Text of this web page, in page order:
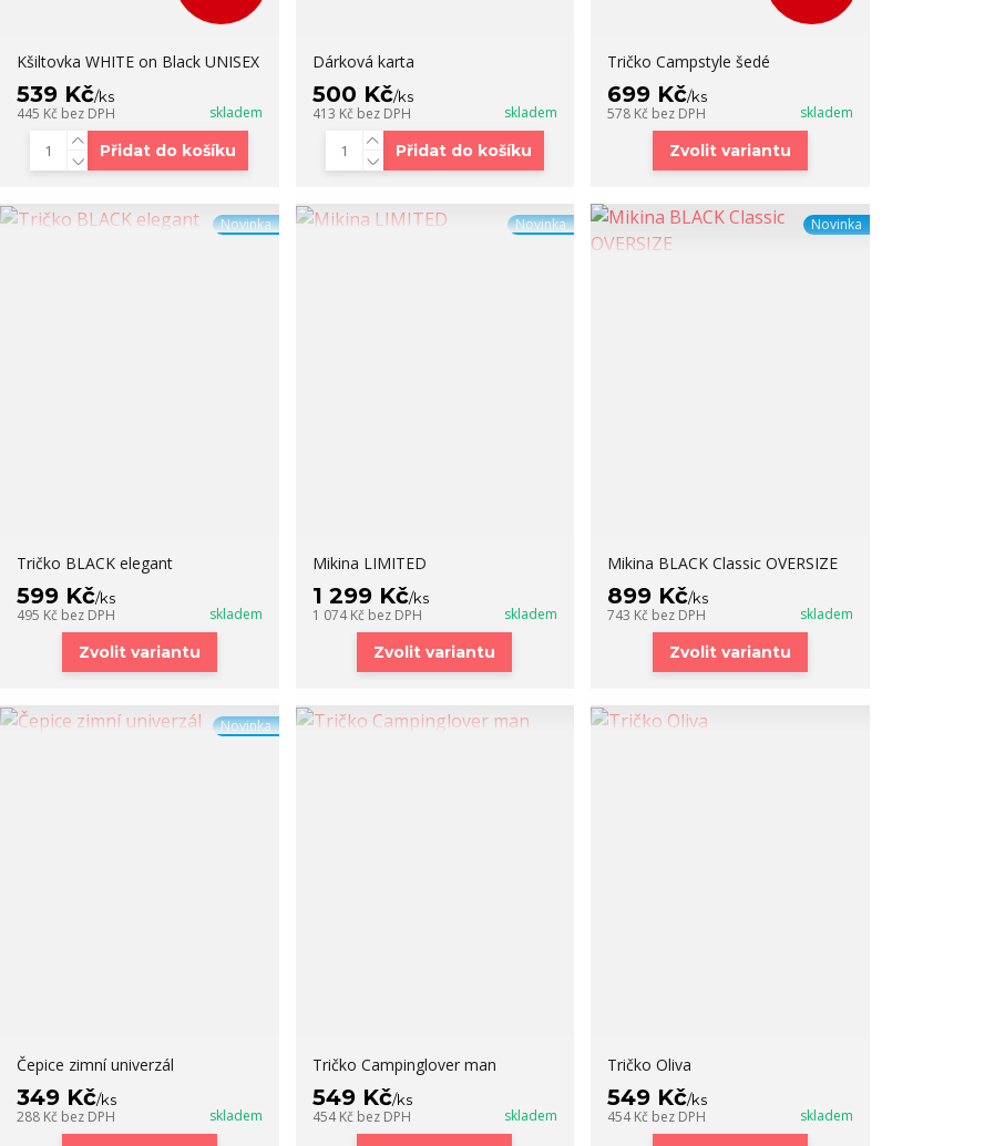
Kšiltovka WHITE on Black UNISEX
539 Kč/ks
445 Kč bez DPH skladem
Přidat do košíku
Dárková karta
500 Kč/ks
413 Kč bez DPH skladem
Přidat do košíku
Tričko Campstyle šedé
699 Kč/ks
578 Kč bez DPH skladem
Zvolit variantu
Novinka
Tričko BLACK elegant
599 Kč/ks
495 Kč bez DPH skladem
Zvolit variantu
Novinka
Mikina LIMITED
1 299 Kč/ks
1 074 Kč bez DPH skladem
Zvolit variantu
Novinka
Mikina BLACK Classic OVERSIZE
899 Kč/ks
743 Kč bez DPH skladem
Zvolit variantu
Novinka
Čepice zimní univerzál
349 Kč/ks
288 Kč bez DPH skladem
Tričko Campinglover man
549 Kč/ks
454 Kč bez DPH skladem
Tričko Oliva
549 Kč/ks
454 Kč bez DPH skladem